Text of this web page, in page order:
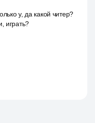
у, да какой читер?
играть?